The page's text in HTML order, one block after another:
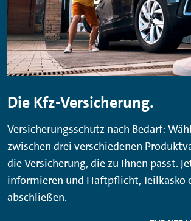
Die Kfz-Versicherung.
Versicherungsschutz nach Bedarf:
zwischen drei verschiedenen
die Versicherung, die zu Ihnen passt.
informieren und Haftpflicht, Teilkasko
abschließen.